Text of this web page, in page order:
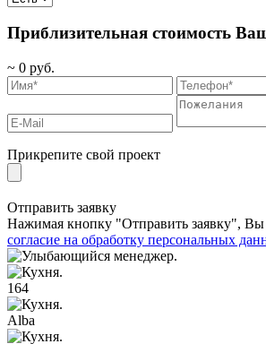
Приблизительная стоимость
~ 0 руб.
Прикрепите свой проект
Отправить заявку
Нажимая кнопку "Отправить заявку", Вы
согласие на обработку персональных
164
Alba